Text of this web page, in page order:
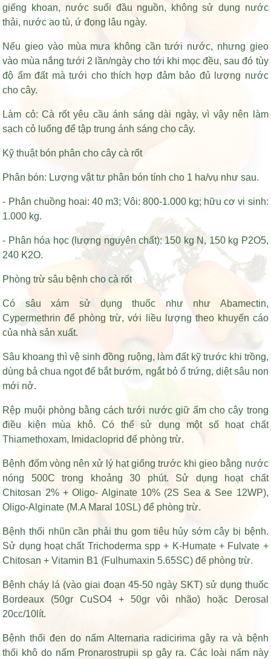
giếng khoan, nước suối đầu nguồn, không sử dụng nước
thải, nước ao tù, ứ đọng lâu ngày.
Nếu gieo vào mùa mưa không cần tưới nước, nhưng gieo
vào mùa nắng tưới 2 lần/ngày cho tới khi mọc đều, sau đó tùy
độ ẩm đất mà tưới cho thích hợp đảm bảo đủ lượng nước
cho cây.
Làm cỏ: Cà rốt yêu cầu ánh sáng dài ngày, vì vậy nên làm
sạch cỏ luống để tập trung ánh sáng cho cây.
Kỹ thuật bón phân cho cây cà rốt
Phân bón: Lượng vật tư phân bón tính cho 1 ha/vụ như sau.
- Phân chuồng hoai: 40 m3; Vôi: 800-1.000 kg; hữu cơ vi sinh:
1.000 kg.
- Phân hóa học (lượng nguyên chất): 150 kg N, 150 kg P2O5,
240 K2O.
Phòng trừ sâu bệnh cho cà rốt
Có sâu xám sử dụng thuốc như như Abamectin,
Cypermethrin để phòng trừ, với liều lượng theo khuyến cáo
của nhà sản xuất.
Sâu khoang thì vệ sinh đồng ruộng, làm đất kỹ trước khi trồng,
dùng bả chua ngọt để bắt bướm, ngắt bỏ ổ trứng, diệt sâu non
mới nở.
Rệp muội phòng bằng cách tưới nước giữ ẩm cho cây trong
điều kiện mùa khô. Có thể sử dụng một số hoạt chất
Thiamethoxam, Imidacloprid để phòng trừ.
Bệnh đốm vòng nên xử lý hạt giống trước khi gieo bằng nước
nóng 500C trong khoảng 30 phút. Sử dụng hoạt chất
Chitosan 2% + Oligo- Alginate 10% (2S Sea & See 12WP),
Oligo-Alginate (M.A Maral 10SL) để phòng trừ.
Bệnh thối nhũn cần phải thu gom tiêu hủy sớm cây bị bệnh.
Sử dụng hoạt chất Trichoderma spp + K-Humate + Fulvate +
Chitosan + Vitamin B1 (Fulhumaxin 5.65SC) để phòng trừ.
Bệnh cháy lá (vào giai đoạn 45-50 ngày SKT) sử dụng thuốc
Bordeaux (50gr CuSO4 + 50gr vôi nhão) hoặc Derosal
20cc/10lít.
Bệnh thối đen do nấm Alternaria radicirima gây ra và bệnh
thối khô do nấm Pronarostrupii sp gây ra. Các loài nấm này